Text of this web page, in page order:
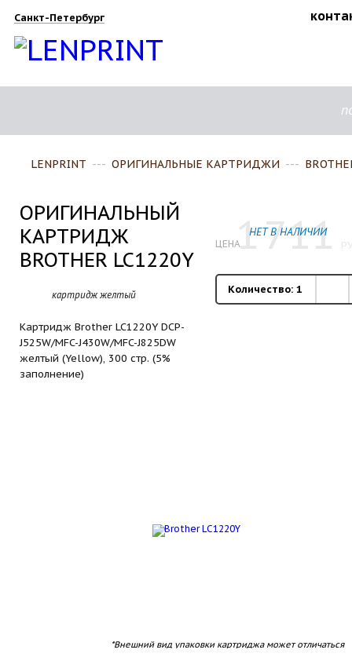
Санкт-Петербург
LENPRINT --- ОРИГИНАЛЬНЫЕ КАРТРИДЖИ ---
ЦЕНА1711
НЕТ В НАЛИЧИИ
Количество: 1
*Внешний вид упаковки картриджа может отличаться
ОРИГИНАЛЬНЫЙ
КАРТРИДЖ
BROTHER LC1220Y
картридж желтый
Картридж Brother LC1220Y DCP-
J525W/­MFC-J430W/­MFC-J825DW
желтый (Yellow), 300 стр. (5%
заполнение)